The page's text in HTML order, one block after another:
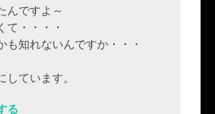
ですよ～
て・・・・
知れないんですか・・・
ています。
る